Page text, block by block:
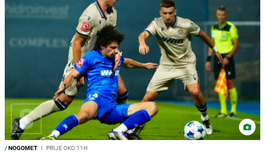
/NOGOMET I PRIJE OKO 11H